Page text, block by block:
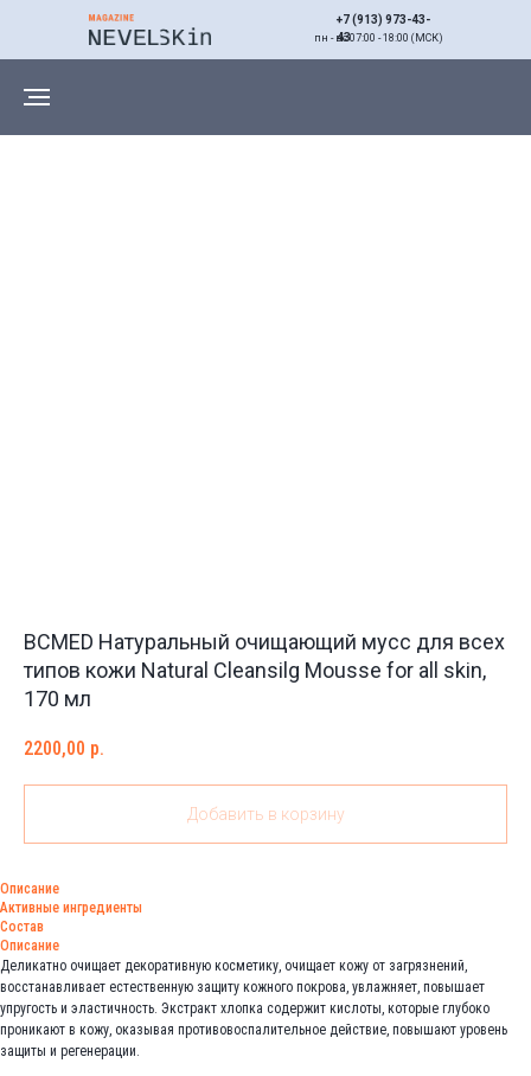
+7 (913) 973-43-
43
пн - вс 07:00 - 18:00 (МСК)
BCMED Натуральный очищающий мусс для всех
типов кожи Natural Cleansilg Mousse for all skin,
170 мл
2200,00 р.
Добавить в корзину
Описание
Активные ингредиенты
Состав
Описание
Деликатно очищает декоративную косметику, очищает кожу от загрязнений,
восстанавливает естественную защиту кожного покрова, увлажняет, повышает
упругость и эластичность. Экстракт хлопка содержит кислоты, которые глубоко
проникают в кожу, оказывая противовоспалительное действие, повышают уровень
защиты и регенерации.